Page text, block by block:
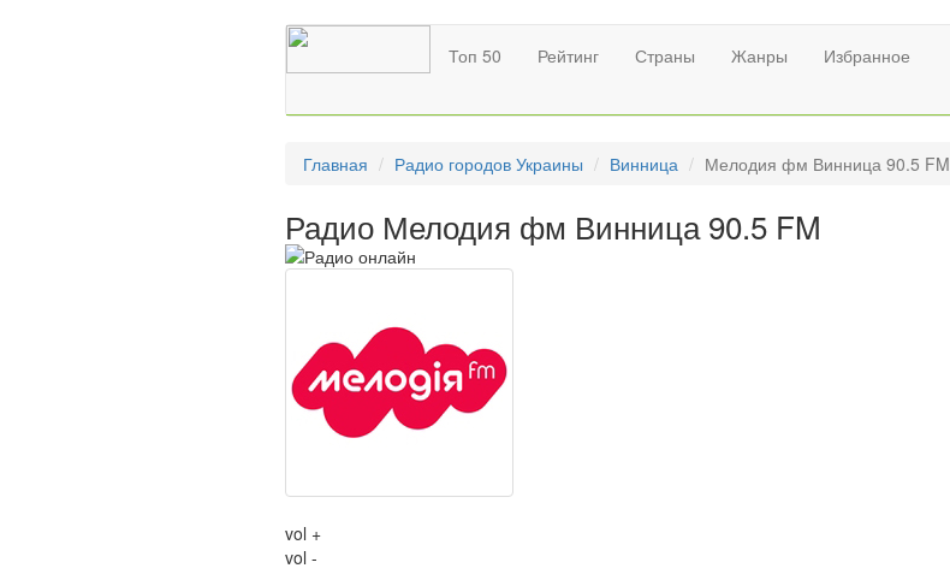
Топ 50 Рейтинг Страны Жанры Избранное
Главная Радио городов Украины Винница Мелодия фм Винница 90.5 FM
Радио Мелодия фм Винница 90.5 FM
vol +
vol -